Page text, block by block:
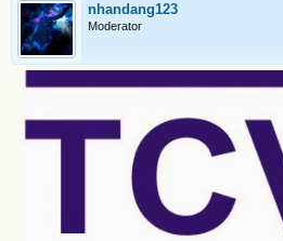
nhandang123
Moderator